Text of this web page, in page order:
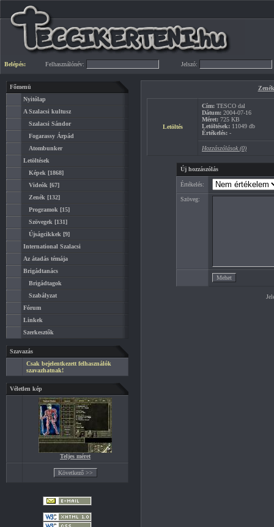
Belépés: Felhasználónév: Jelszó:
Főmenü
Nyitólap
A Szalacsi kultusz
Szalacsi Sándor
Fogarassy Árpád
Atombunker
Letöltések
Képek [1868]
Videók [67]
Zenék [132]
Programok [15]
Szövegek [131]
Újságcikkek [9]
International Szalacsi
Az átadás témája
Brigádtanács
Brigádtagok
Szabályzat
Fórum
Linkek
Szerkesztők
Szavazás
Csak bejelentkezett felhasználók
szavazhatnak!
Véletlen kép
Teljes méret
Zenék
Letöltés
Cím: TESCO dal
Dátum: 2004-07-16
Méret: 725 KB
Letöltések: 11049 db
Értékelés: -
Hozzászólások (0)
Új hozzászólás
Értékelés:
Szöveg: